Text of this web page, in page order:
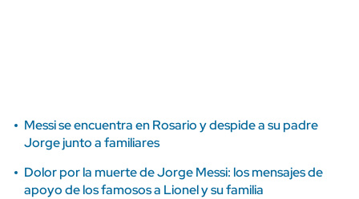
Messi se encuentra en Rosario y despide a su padre
Jorge junto a familiares
Dolor por la muerte de Jorge Messi: los mensajes de
apoyo de los famosos a Lionel y su familia